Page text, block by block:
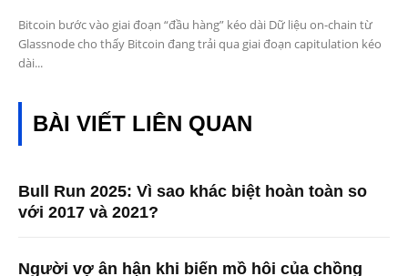
Bitcoin bước vào giai đoạn “đầu hàng” kéo dài Dữ liệu on-chain từ
Glassnode cho thấy Bitcoin đang trải qua giai đoạn capitulation kéo
dài...
BÀI VIẾT LIÊN QUAN
Bull Run 2025: Vì sao khác biệt hoàn toàn so
với 2017 và 2021?
Người vợ ân hận khi biến mồ hôi của chồng